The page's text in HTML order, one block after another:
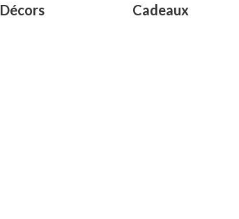
Décors Cadeaux